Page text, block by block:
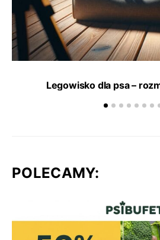
Legowisko dla psa –
POLECAMY: